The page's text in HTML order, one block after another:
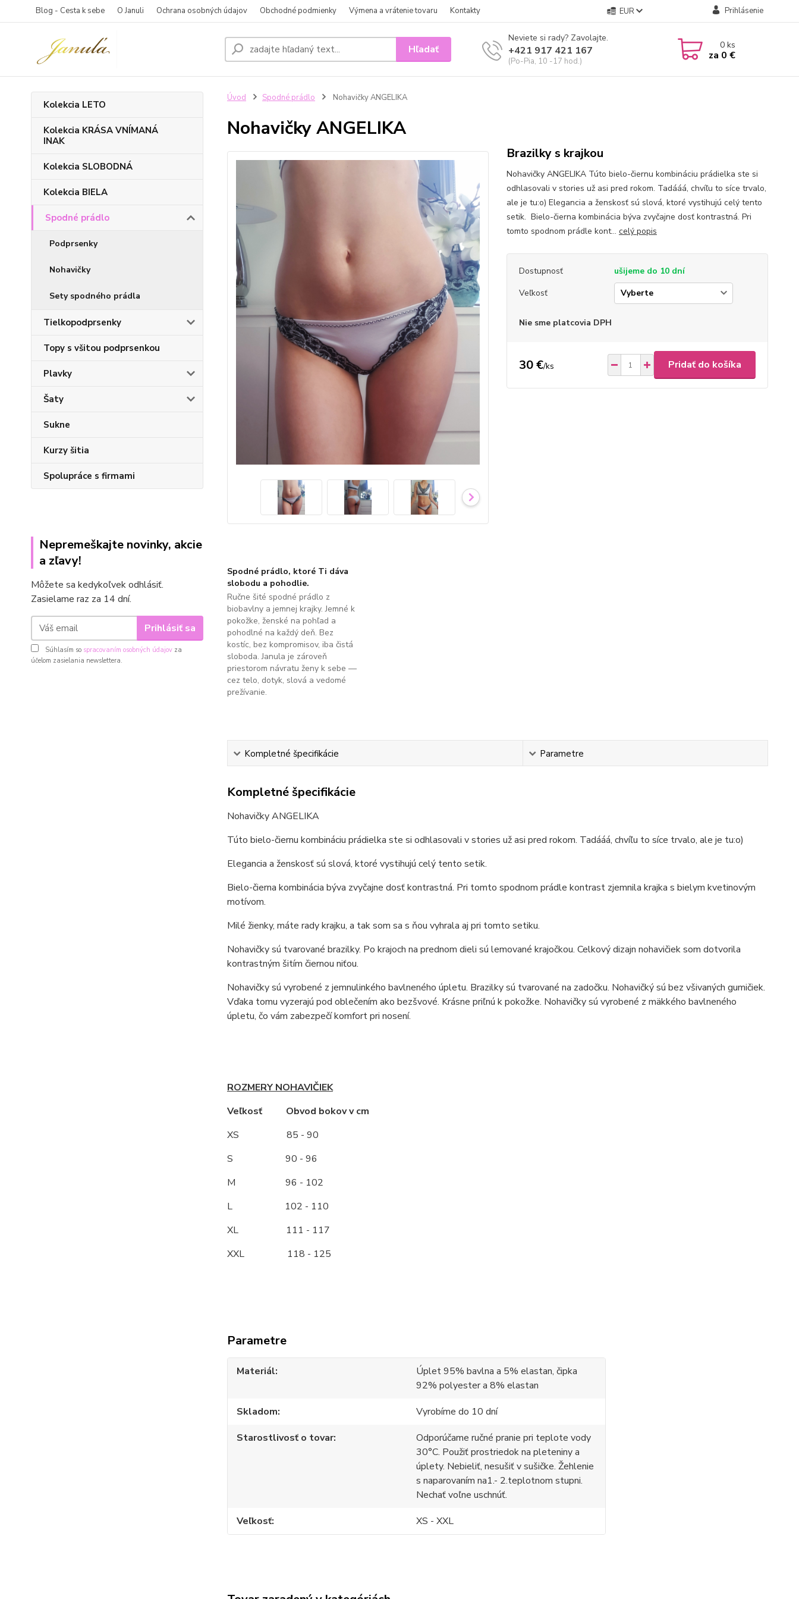
Blog - Cesta k sebe O Januli Ochrana osobných údajov Obchodné podmienky Výmena a vrátenie tovaru Kontakty EUR Prihlásenie
Hľadať
Neviete si rady? Zavolajte.
+421 917 421 167
(Po-Pia, 10 -17 hod.)
0ks
za 0 €
Kolekcia LETO
Kolekcia KRÁSA VNÍMANÁ
INAK
Kolekcia SLOBODNÁ
Kolekcia BIELA
Spodné prádlo
Podprsenky
Nohavičky
Sety spodného prádla
Tielkopodprsenky
Topy s všitou podprsenkou
Plavky
Šaty
Sukne
Kurzy šitia
Spolupráce s firmami
Nepremeškajte novinky, akcie
a zľavy!
Môžete sa kedykoľvek odhlásiť.
Zasielame raz za 14 dní.
Prihlásiť sa
Súhlasím so spracovaním osobných údajov za
účelom zasielania newslettera.
Úvod Spodné prádlo Nohavičky ANGELIKA
Nohavičky ANGELIKA
Brazilky s krajkou
Nohavičky ANGELIKA Túto bielo-čiernu kombináciu prádielka ste si
odhlasovali v stories už asi pred rokom. Tadááá, chvíľu to síce trvalo,
ale je tu:o) Elegancia a ženskosť sú slová, ktoré vystihujú celý tento
setik. Bielo-čierna kombinácia býva zvyčajne dosť kontrastná. Pri
tomto spodnom prádle kont... celý popis
Dostupnosť
ušijeme do 10 dní
Veľkosť
Nie sme platcovia DPH
30 €/ks Pridať do košíka
Spodné prádlo, ktoré Ti dáva
slobodu a pohodlie.
Ručne šité spodné prádlo z
biobavlny a jemnej krajky. Jemné k
pokožke, ženské na pohľad a
pohodlné na každý deň. Bez
kostíc, bez kompromisov, iba čistá
sloboda. Janula je zároveň
priestorom návratu ženy k sebe —
cez telo, dotyk, slová a vedomé
prežívanie.
Kompletné špecifikácie Parametre
Kompletné špecifikácie
Nohavičky ANGELIKA
Túto bielo-čiernu kombináciu prádielka ste si odhlasovali v stories už asi pred rokom. Tadááá, chvíľu to síce trvalo, ale je tu:o)
Elegancia a ženskosť sú slová, ktoré vystihujú celý tento setik.
Bielo-čierna kombinácia býva zvyčajne dosť kontrastná. Pri tomto spodnom prádle kontrast zjemnila krajka s bielym kvetinovým
motívom.
Milé žienky, máte rady krajku, a tak som sa s ňou vyhrala aj pri tomto setiku.
Nohavičky sú tvarované brazilky. Po krajoch na prednom dieli sú lemované krajočkou. Celkový dizajn nohavičiek som dotvorila
kontrastným šitím čiernou niťou.
Nohavičky sú vyrobené z jemnulinkého bavlneného úpletu. Brazilky sú tvarované na zadočku. Nohavičký sú bez všivaných gumičiek.
Vďaka tomu vyzerajú pod oblečením ako bezšvové. Krásne priľnú k pokožke. Nohavičky sú vyrobené z mäkkého bavlneného
úpletu, čo vám zabezpečí komfort pri nosení.
ROZMERY NOHAVIČIEK
Veľkosť Obvod bokov v cm
XS
85 - 90
S 90 - 96
M
96 - 102
L 102 - 110
XL 111 - 117
XXL 118 - 125
Parametre
Materiál
Úplet 95% bavlna a 5% elastan, čipka
92% polyester a 8% elastan
Skladom
Vyrobíme do 10 dní
Starostlivosť o tovar
Odporúčame ručné pranie pri teplote vody
30°C. Použiť prostriedok na pleteniny a
úplety. Nebieliť, nesušiť v sušičke. Žehlenie
s naparovaním na1.- 2.teplotnom stupni.
Nechať voľne uschnúť.
Veľkosť
XS - XXL